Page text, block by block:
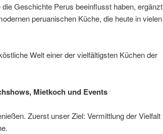
Geschichte Perus beeinflusst haben, ergänzt
peruanischen Küche, die heute in vielen
Welt einer der vielfältigsten Küchen der
Mietkoch und Events
Zuerst unser Ziel: Vermittlung der Vielfalt